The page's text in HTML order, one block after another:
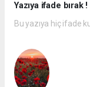
Yazıya ifade bırak !
Bu yazıya hiç ifade